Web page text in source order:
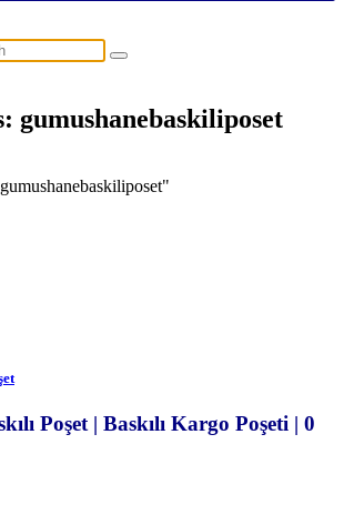
gumushanebaskiliposet
Poşet | Baskılı Kargo Poşeti | 0